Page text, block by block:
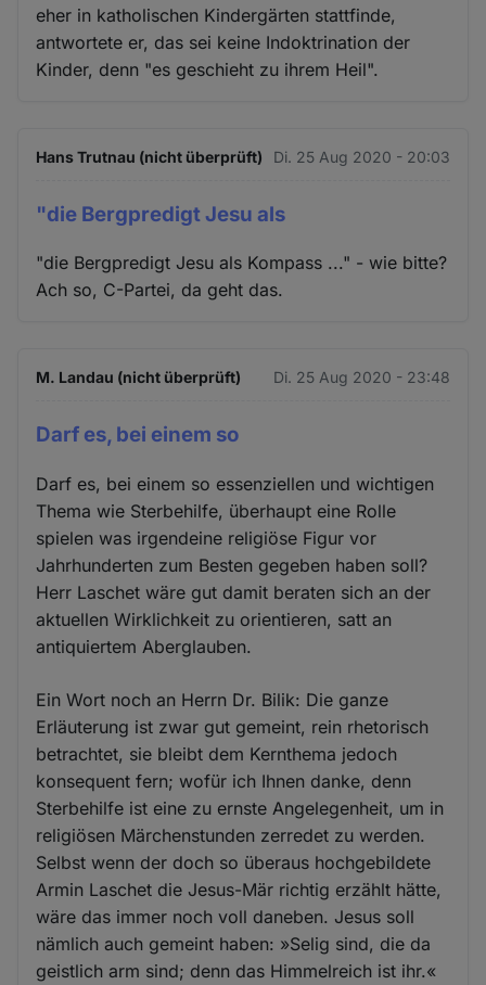
eher in katholischen Kindergärten stattfinde,
antwortete er, das sei keine Indoktrination der
Kinder, denn "es geschieht zu ihrem Heil".
Hans Trutnau (nicht überprüft) Di. 25 Aug 2020 - 20:03
"die Bergpredigt Jesu als
"die Bergpredigt Jesu als Kompass ..." - wie bitte?
Ach so, C-Partei, da geht das.
M. Landau (nicht überprüft) Di. 25 Aug 2020 - 23:48
Darf es, bei einem so
Darf es, bei einem so essenziellen und wichtigen
Thema wie Sterbehilfe, überhaupt eine Rolle
spielen was irgendeine religiöse Figur vor
Jahrhunderten zum Besten gegeben haben soll?
Herr Laschet wäre gut damit beraten sich an der
aktuellen Wirklichkeit zu orientieren, satt an
antiquiertem Aberglauben.
Ein Wort noch an Herrn Dr. Bilik: Die ganze
Erläuterung ist zwar gut gemeint, rein rhetorisch
betrachtet, sie bleibt dem Kernthema jedoch
konsequent fern; wofür ich Ihnen danke, denn
Sterbehilfe ist eine zu ernste Angelegenheit, um in
religiösen Märchenstunden zerredet zu werden.
Selbst wenn der doch so überaus hochgebildete
Armin Laschet die Jesus-Mär richtig erzählt hätte,
wäre das immer noch voll daneben. Jesus soll
nämlich auch gemeint haben: »Selig sind, die da
geistlich arm sind; denn das Himmelreich ist ihr.«